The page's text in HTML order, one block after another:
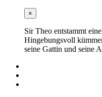
×
Sir Theo entstammt
Hingebungsvoll
seine Gattin und seine